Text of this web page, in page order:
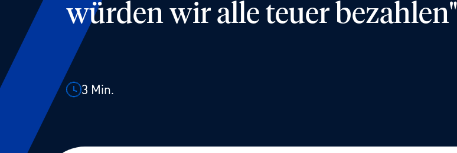
würden wir alle teuer bezahlen"
3 Min.